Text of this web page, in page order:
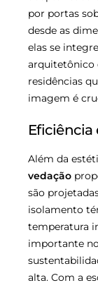
por portas
desde as
elas se
arquitetônico
residências
imagem é
Além da
vedação
são
isolamento
temperatura
importante
alta. Com a